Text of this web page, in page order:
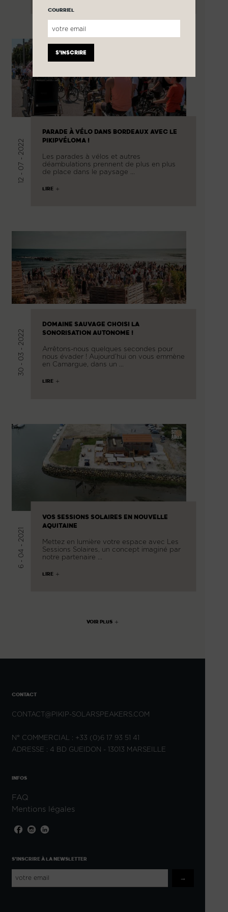
12 - 07 - 2022
PARADE À VÉLO DANS BORDEAUX AVEC LE
PIKIPVÉLOMA !
Les parades à vélos et autres
déambulations prennent de plus en plus
de place dans le paysage …
LIRE
30 - 03 - 2022
DOMAINE SAUVAGE CHOISI LA
SONORISATION AUTONOME !
Arrêtons-nous quelques secondes pour
nous évader ! Aujourd’hui on vous emmène
en Camargue, dans un …
LIRE
6 - 04 - 2021
VOS SESSIONS SOLAIRES EN NOUVELLE
AQUITAINE
Mettez en lumière votre espace avec Les
Sessions Solaires, un concept imaginé par
notre partenaire …
LIRE
VOIR PLUS
CONTACT
CONTACT@PIKIP-SOLARSPEAKERS.COM
N° COMMERCIAL : +33 (0)6 17 93 51 41
ADRESSE : 4 BD GUEIDON - 13013 MARSEILLE
INFOS
FAQ
Mentions légales
S'INSCRIRE À LA NEWSLETTER
COURRIEL